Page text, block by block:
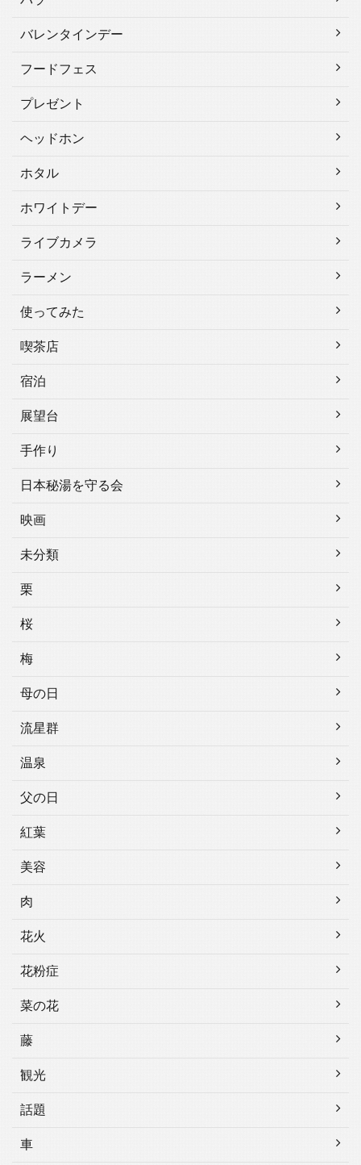
バレンタインデー
フードフェス
プレゼント
ヘッドホン
ホタル
ホワイトデー
ライブカメラ
ラーメン
使ってみた
喫茶店
宿泊
展望台
手作り
日本秘湯を守る会
映画
未分類
栗
桜
梅
母の日
流星群
温泉
父の日
紅葉
美容
肉
花火
花粉症
菜の花
藤
観光
話題
車